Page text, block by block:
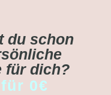
du schon
für dich?
0€